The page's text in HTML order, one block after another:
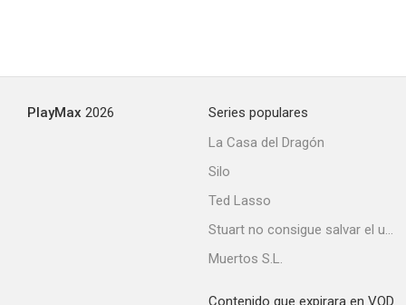
PlayMax 2026
Series populares
La Casa del Dragón
Silo
Ted Lasso
Stuart no consigue salvar el universo
Muertos S.L.
Contenido que expirara en VOD